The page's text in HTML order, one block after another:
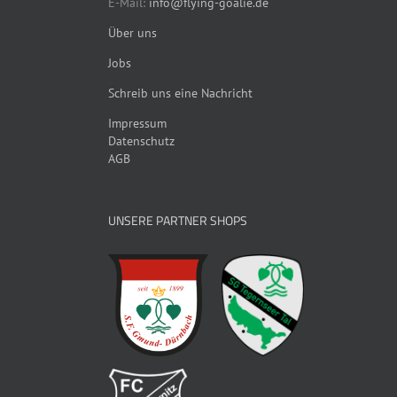
Über uns
Jobs
Schreib uns eine Nachricht
Impressum
Datenschutz
AGB
UNSERE PARTNER SHOPS